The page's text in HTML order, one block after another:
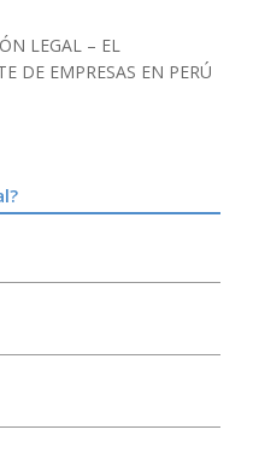
LEGAL – EL
DE EMPRESAS EN PERÚ